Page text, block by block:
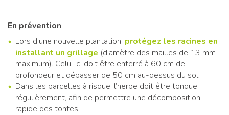
En prévention
Lors d’une nouvelle plantation, protégez les racines en
installant un grillage (diamètre des mailles de 13 mm
maximum). Celui-ci doit être enterré à 60 cm de
profondeur et dépasser de 50 cm au-dessus du sol.
Dans les parcelles à risque, l’herbe doit être tondue
régulièrement, afin de permettre une décomposition
rapide des tontes.